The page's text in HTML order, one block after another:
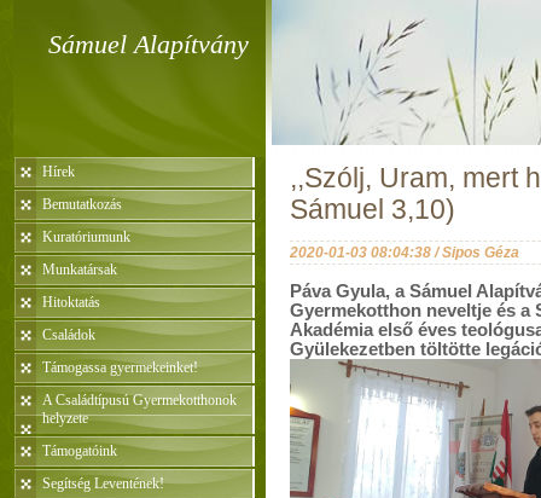
Sámuel Alapítvány
Hírek
Bemutatkozás
Kuratóriumunk
Munkatársak
Hitoktatás
Családok
Támogassa gyermekeinket!
A Családtípusú Gyermekotthonok
helyzete
Támogatóink
Segítség Leventének!
,,Szólj, Uram, mert
Sámuel 3,10)
2020-01-03 08:04:38 / Sipos Géza
Páva Gyula, a Sámuel
Gyermekotthon neveltje és a
Akadémia első éves
Gyülekezetben töltötte